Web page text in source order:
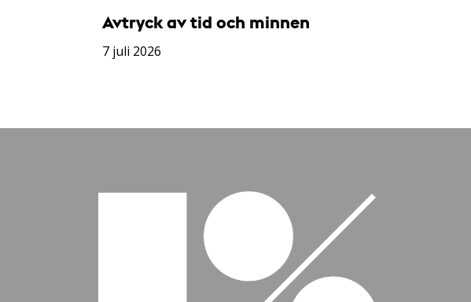
Avtryck av tid och minnen
7 juli 2026